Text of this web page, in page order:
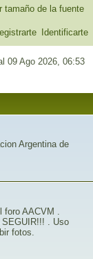
tamaño de la fuente
Identificarte
09 Ago 2026, 06:53
Argentina de
AACVM .
SEGUIR!!! . Uso
fotos.